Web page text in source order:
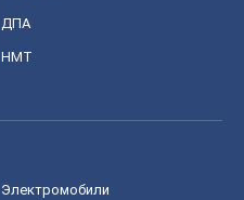
ДПА
НМТ
Электромобили